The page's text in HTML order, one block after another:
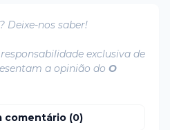
Deixe-nos saber!
exclusiva de
a opinião do O
comentário (0)